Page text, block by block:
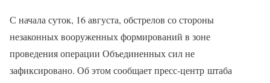
С начала суток, 16 августа, обстрелов со стороны
незаконных вооруженных формирований в зоне
проведения операции Объединенных сил не
зафиксировано. Об этом сообщает пресс-центр штаба